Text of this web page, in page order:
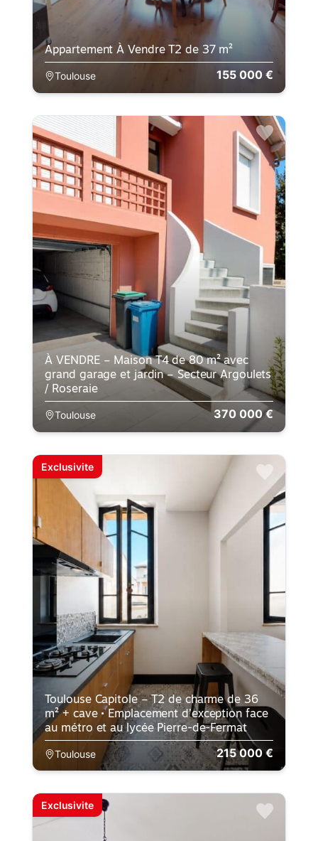
155 000 €
Appartement À Vendre T2 de 37 m²
Toulouse
370 000 €
À VENDRE – Maison T4 de 80 m² avec
grand garage et jardin – Secteur Argoulets
/ Roseraie
Toulouse
Exclusivite
215 000 €
Toulouse Capitole – T2 de charme de 36
m² + cave • Emplacement d’exception face
au métro et au lycée Pierre-de-Fermat
Toulouse
Exclusivite